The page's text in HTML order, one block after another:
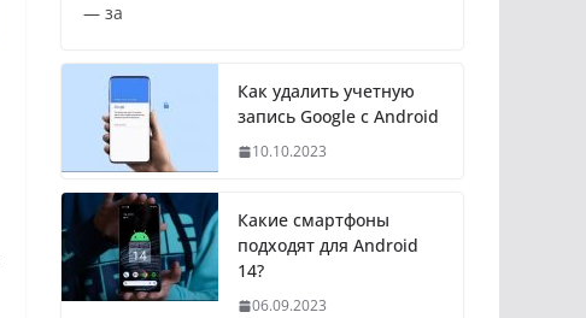
— за
Как удалить учетную
запись Google с Android
10.10.2023
Какие смартфоны
подходят для Android
14?
06.09.2023